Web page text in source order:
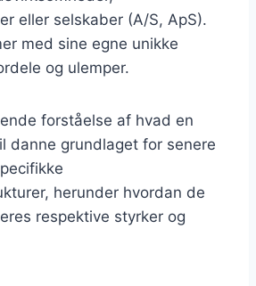
eller selskaber (A/S, ApS).
med sine egne unikke
og ulemper.
forståelse af hvad en
danne grundlaget for senere
herunder hvordan de
respektive styrker og